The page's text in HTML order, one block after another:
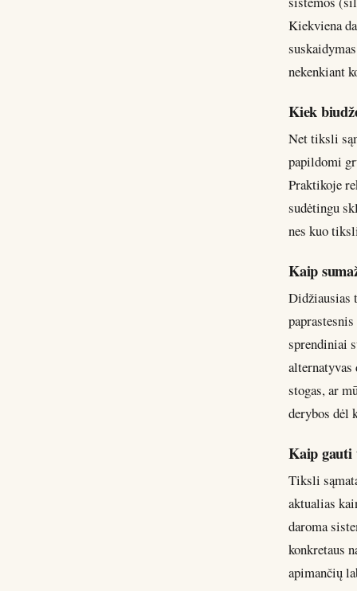
Kiekviena
nekenkiant
Kiek
Net tiksli
papildomi
Praktikoje
sudėtingu
nes kuo
Kaip
Didžiausias
sprendiniai
stogas, ar
derybos dėl
Kaip gauti
Tiksli
aktualias
daroma
konkretaus
apimančių